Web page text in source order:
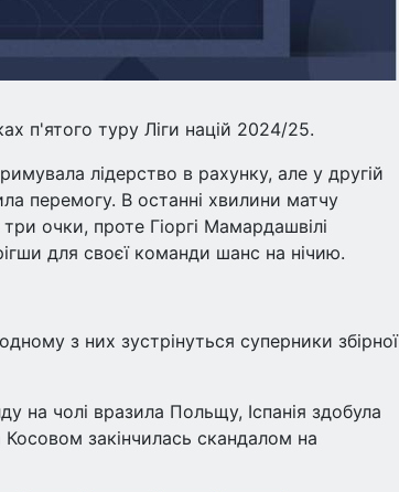
п'ятого туру Ліги націй 2024/25.
лідерство в рахунку, але у другій
перемогу. В останні хвилини матчу
очки, проте Гіоргі Мамардашвілі
для своєї команди шанс на нічию.
з них зустрінуться суперники збірної
на чолі вразила Польщу, Іспанія здобула
закінчилась скандалом на